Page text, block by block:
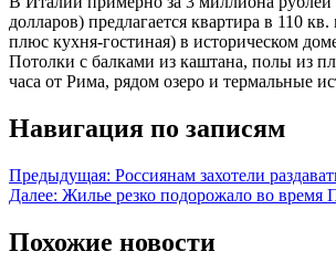
долларов) предлагается квартира в 110
плюс кухня-гостиная) в историческом
Потолки с балками из каштана, полы из
часа от Рима, рядом озеро и термальные
Навигация по записям
Предыдущая: Россиянам захотели
Далее: Жилье резко подорожало во
Похожие новости